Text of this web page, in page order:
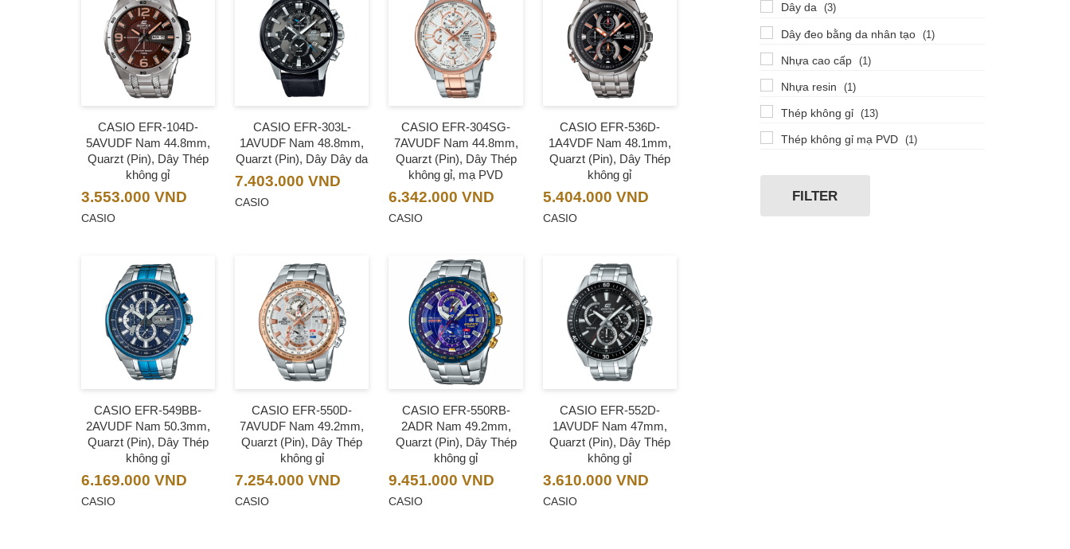
CASIO EFR-104D-
5AVUDF Nam 44.8mm,
Quarzt (Pin), Dây Thép
không gỉ
3.553.000 VND
CASIO
CASIO EFR-303L-
1AVUDF Nam 48.8mm,
Quarzt (Pin), Dây Dây da
7.403.000 VND
CASIO
CASIO EFR-304SG-
7AVUDF Nam 44.8mm,
Quarzt (Pin), Dây Thép
không gỉ, mạ PVD
6.342.000VND
CASIO
CASIO EFR-536D-
1A4VDF Nam 48.1mm,
Quarzt (Pin), Dây Thép
không gỉ
5.404.000 VND
CASIO
CASIO EFR-549BB-
2AVUDF Nam 50.3mm,
Quarzt (Pin), Dây Thép
không gỉ
6.169.000 VND
CASIO
CASIO EFR-550D-
7AVUDF Nam 49.2mm,
Quarzt (Pin), Dây Thép
không gỉ
7.254.000 VND
CASIO
CASIO EFR-550RB-
2ADR Nam 49.2mm,
Quarzt (Pin), Dây Thép
không gỉ
9.451.000VND
CASIO
CASIO EFR-552D-
1AVUDF Nam 47mm,
Quarzt (Pin), Dây Thép
không gỉ
3.610.000 VND
CASIO
Dây da (3)
Dây đeo bằng da nhân tạo (1)
Nhựa cao cấp (1)
Nhựa resin (1)
Thép không gỉ (13)
Thép không gỉ mạ PVD (1)
FILTER